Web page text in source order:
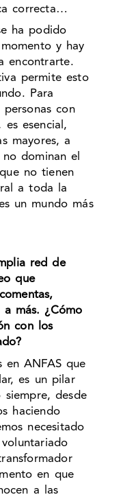
correcta…
ha podido
y hay
encontrarte.
permite esto
Para
personas con
es esencial,
mayores, a
dominan el
no tienen
a toda la
un mundo más
red de
que
más. ¿Cómo
con los
en ANFAS que
es un pilar
siempre, desde
haciendo
necesitado
en que
a las